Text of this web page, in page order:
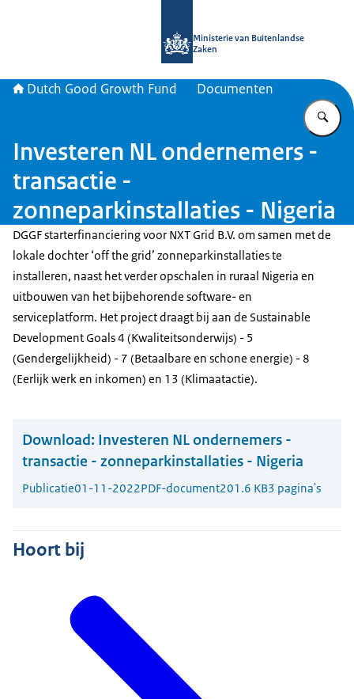
Ministerie van Buitenlandse
Zaken
Dutch Good Growth Fund Documenten
Investeren NL ondernemers -
transactie -
zonneparkinstallaties - Nigeria
DGGF starterfinanciering voor NXT Grid B.V. om samen met de
lokale dochter ‘off the grid’ zonneparkinstallaties te
installeren, naast het verder opschalen in ruraal Nigeria en
uitbouwen van het bijbehorende software- en
serviceplatform. Het project draagt bij aan de Sustainable
Development Goals 4 (Kwaliteitsonderwijs) - 5
(Gendergelijkheid) - 7 (Betaalbare en schone energie) - 8
(Eerlijk werk en inkomen) en 13 (Klimaatactie).
Download: Investeren NL ondernemers -
transactie - zonneparkinstallaties - Nigeria
Publicatie01-11-2022PDF-document201.6 KB3 pagina's
Hoort bij